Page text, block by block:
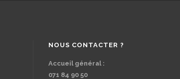
NOUS CONTACTER ?
Accueil général :
071 84 90 50